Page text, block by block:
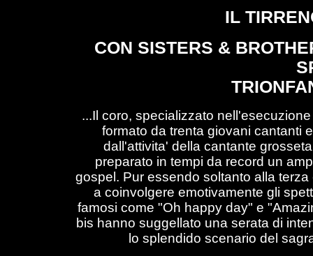
IL
CON SISTERS &
...Il coro, specializzato
formato da trenta giovani cantanti
dall'attivita' della cantante
preparato in tempi da record un
gospel. Pur essendo soltanto alla
a coinvolgere emotivamente gli
famosi come "Oh happy day" e
bis hanno suggellato una serata di
lo splendido scenario del